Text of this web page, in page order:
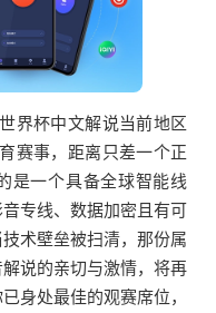
界杯中文解说当前地区
赛事，距离只差一个正
是一个具备全球智能线
专线、数据加密且有可
术壁垒被扫清，那份属
说的亲切与激情，将再
身处最佳的观赛席位，